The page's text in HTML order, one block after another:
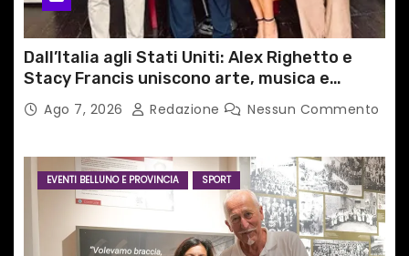
Dall’Italia agli Stati Uniti: Alex Righetto e
Stacy Francis uniscono arte, musica e
tecnologia in un nuovo progetto
internazionale”
Ago 7, 2026 Redazione Nessun Commento
EVENTI BELLUNO E PROVINCIA SPORT